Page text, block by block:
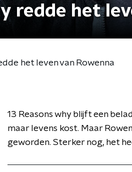
redde het
het leven van Rowenna
13 Reasons why blijft een
maar levens kost. Maar
geworden. Sterker nog, het